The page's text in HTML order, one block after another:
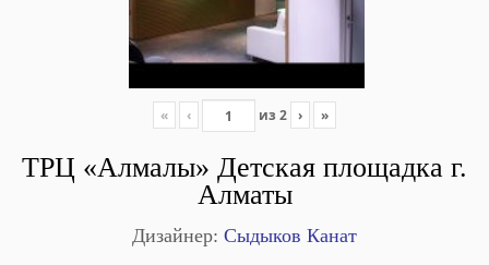
« ‹ из 2 › »
ТРЦ «Алмалы» Детская площадка г.
Алматы
Дизайнер: Сыдыков Канат